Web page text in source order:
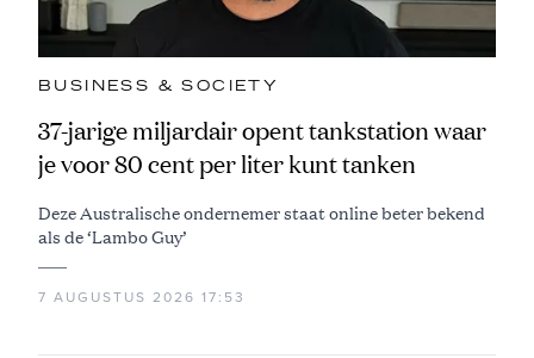
BUSINESS & SOCIETY
37-jarige miljardair opent tankstation waar
je voor 80 cent per liter kunt tanken
Deze Australische ondernemer staat online beter bekend
als de ‘Lambo Guy’
7 AUGUSTUS 2026 17:53